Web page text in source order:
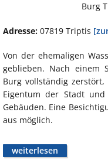
Burg
Adresse: 07819 Triptis
Von der ehemaligen
geblieben. Nach einem
Burg vollständig
Eigentum der Stadt
Gebäuden. Eine
aus möglich.
weiterlesen